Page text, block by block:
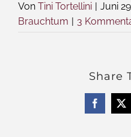
Von Tini Tortellini Juni
Brauchtum
3
Share
Facebook
X